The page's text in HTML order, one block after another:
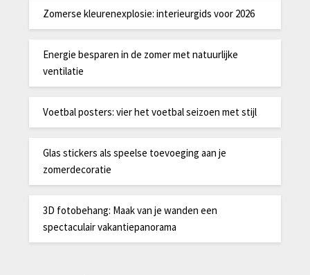
Zomerse kleurenexplosie: interieurgids voor 2026
Energie besparen in de zomer met natuurlijke
ventilatie
Voetbal posters: vier het voetbal seizoen met stijl
Glas stickers als speelse toevoeging aan je
zomerdecoratie
3D fotobehang: Maak van je wanden een
spectaculair vakantiepanorama